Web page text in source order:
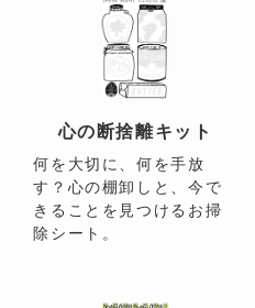
心の断捨離キット
何を大切に、何を手放
す？心の棚卸しと、今で
きることを見つけるお掃
除シート。